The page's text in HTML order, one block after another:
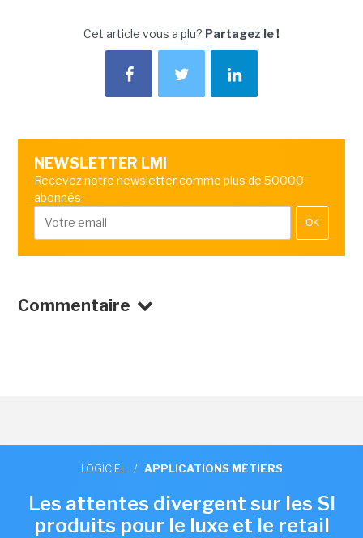
Cet article vous a plu? Partagez le !
NEWSLETTER LMI
Recevez notre newsletter comme plus de 50000
abonnés
OK
Commentaire
LOGICIEL / APPLICATIONS MÉTIERS
Les attentes divergent sur les SI
produits pour le luxe et le retail